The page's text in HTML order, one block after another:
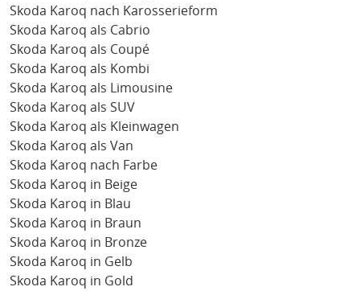
Skoda Karoq nach Karosserieform
Skoda Karoq als Cabrio
Skoda Karoq als Coupé
Skoda Karoq als Kombi
Skoda Karoq als Limousine
Skoda Karoq als SUV
Skoda Karoq als Kleinwagen
Skoda Karoq als Van
Skoda Karoq nach Farbe
Skoda Karoq in Beige
Skoda Karoq in Blau
Skoda Karoq in Braun
Skoda Karoq in Bronze
Skoda Karoq in Gelb
Skoda Karoq in Gold